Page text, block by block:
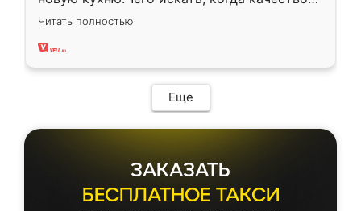
вполне довольна. Служит кухня уже почти
два года, нареканий нет.
Читать полностью
Еще
ЗАКАЗАТЬ
БЕСПЛАТНОЕ ТАКСИ